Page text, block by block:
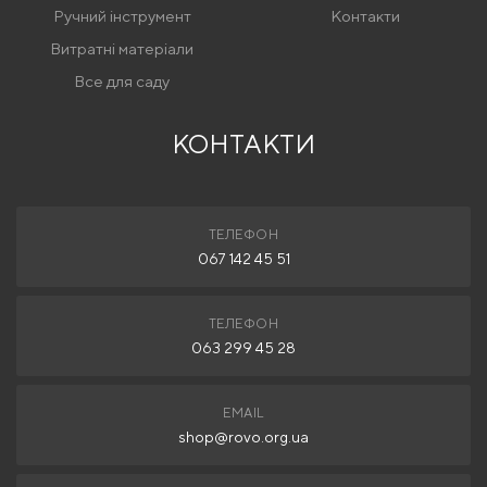
Ручний інструмент
Витратні матеріали
Все для саду
Контакти
КОНТАКТИ
ТЕЛЕФОН
067 142 45 51
ТЕЛЕФОН
063 299 45 28
EMAIL
shop@rovo.org.ua